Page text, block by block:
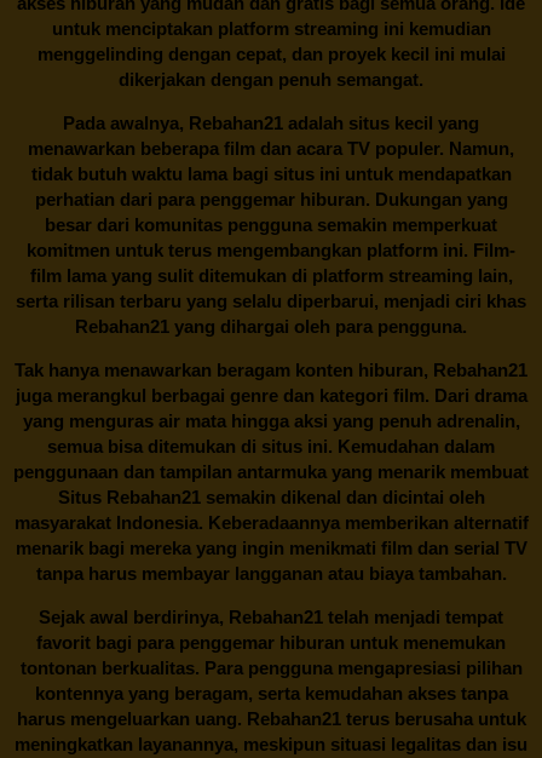
untuk menciptakan platform streaming ini kemudian
menggelinding dengan cepat, dan proyek kecil ini mulai
dikerjakan dengan penuh semangat.
Pada awalnya, Rebahan21 adalah situs kecil yang
menawarkan beberapa film dan acara TV populer. Namun,
tidak butuh waktu lama bagi situs ini untuk mendapatkan
perhatian dari para penggemar hiburan. Dukungan yang
besar dari komunitas pengguna semakin memperkuat
komitmen untuk terus mengembangkan platform ini. Film-
film lama yang sulit ditemukan di platform streaming lain,
serta rilisan terbaru yang selalu diperbarui, menjadi ciri khas
Rebahan21 yang dihargai oleh para pengguna.
Tak hanya menawarkan beragam konten hiburan, Rebahan21
juga merangkul berbagai genre dan kategori film. Dari drama
yang menguras air mata hingga aksi yang penuh adrenalin,
semua bisa ditemukan di situs ini. Kemudahan dalam
penggunaan dan tampilan antarmuka yang menarik membuat
Situs Rebahan21semakin dikenal dan dicintai oleh
masyarakat Indonesia. Keberadaannya memberikan alternatif
menarik bagi mereka yang ingin menikmati film dan serial TV
tanpa harus membayar langganan atau biaya tambahan.
Sejak awal berdirinya, Rebahan21 telah menjadi tempat
favorit bagi para penggemar hiburan untuk menemukan
tontonan berkualitas. Para pengguna mengapresiasi pilihan
kontennya yang beragam, serta kemudahan akses tanpa
harus mengeluarkan uang. Rebahan21terus berusaha untuk
meningkatkan layanannya, meskipun situasi legalitas dan isu